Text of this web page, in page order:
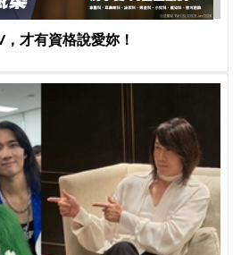
才有資格說愛妳！